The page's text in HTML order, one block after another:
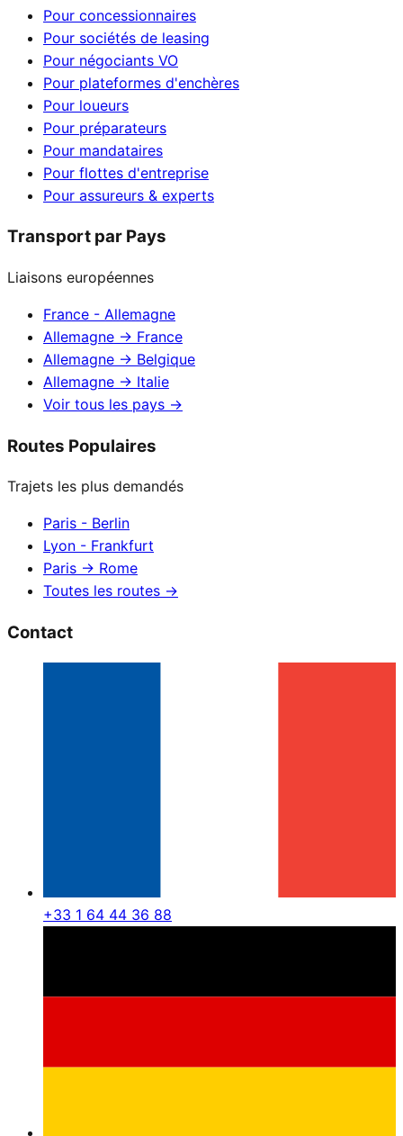
Pour concessionnaires
Pour sociétés de leasing
Pour négociants VO
Pour plateformes d'enchères
Pour loueurs
Pour préparateurs
Pour mandataires
Pour flottes d'entreprise
Pour assureurs & experts
Transport par Pays
Liaisons européennes
France - Allemagne
Allemagne → France
Allemagne → Belgique
Allemagne → Italie
Voir tous les pays →
Routes Populaires
Trajets les plus demandés
Paris - Berlin
Lyon - Frankfurt
Paris → Rome
Toutes les routes →
Contact
+33 1 64 44 36 88